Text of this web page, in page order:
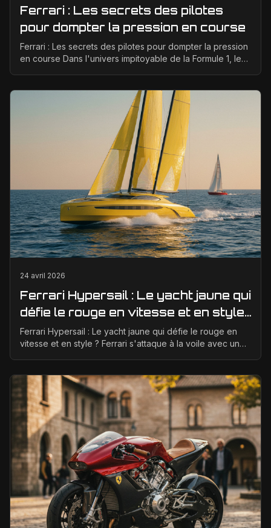
Ferrari : Les secrets des pilotes
pour dompter la pression en course
Ferrari : Les secrets des pilotes pour dompter la pression
en course Dans l'univers impitoyable de la Formule 1, les
24 avril 2026
Ferrari Hypersail : Le yacht jaune qui
défie le rouge en vitesse et en style
?
Ferrari Hypersail : Le yacht jaune qui défie le rouge en
vitesse et en style ? Ferrari s'attaque à la voile avec un